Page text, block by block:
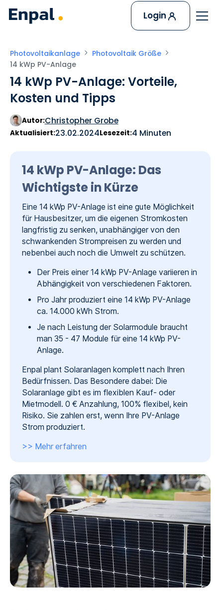
Login
Photovoltaikanlage
Photovoltaik Größe
14 kWp PV-Anlage
14 kWp PV-Anlage: Vorteile,
Kosten und Tipps
Autor:Christopher Grobe
Aktualisiert:23.02.2024Lesezeit:4 Minuten
14 kWp PV-Anlage: Das
Wichtigste in Kürze
Eine 14 kWp PV-Anlage ist eine gute Möglichkeit
für Hausbesitzer, um die eigenen Stromkosten
langfristig zu senken, unabhängiger von den
schwankenden Strompreisen zu werden und
nebenbei auch noch die Umwelt zu schützen.
Der Preis einer 14 kWp PV-Anlage variieren in
Abhängigkeit von verschiedenen Faktoren.
Pro Jahr produziert eine 14 kWp PV-Anlage
ca. 14.000 kWh Strom.
Je nach Leistung der Solarmodule braucht
man 35 - 47 Module für eine 14 kWp PV-
Anlage.
Enpal plant Solaranlagen komplett nach Ihren
Bedürfnissen. Das Besondere dabei: Die
Solaranlage gibt es im flexiblen Kauf- oder
Mietmodell. 0 € Anzahlung, 100% flexibel, kein
Risiko. Sie zahlen erst, wenn Ihre PV-Anlage
Strom produziert.
>> Mehr erfahren